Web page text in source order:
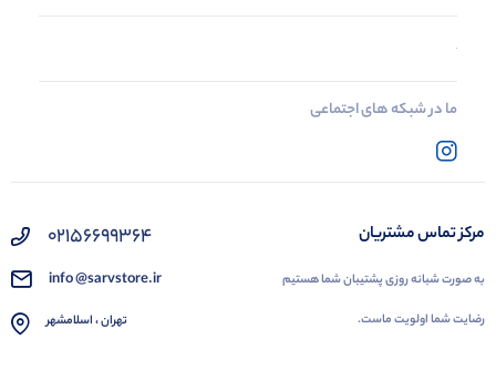
ما در شبکه های اجتماعی
مرکز تماس مشتریان
به صورت شبانه روزی پشتیبان شما هستیم
رضایت شما اولویت ماست.
02156699364
info @sarvstore.ir
تهران ، اسلامشهر